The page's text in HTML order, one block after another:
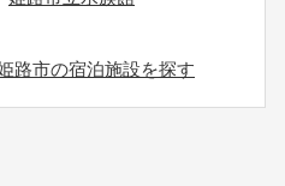
路市の宿泊施設を探す